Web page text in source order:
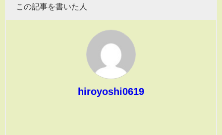
この記事を書いた人
hiroyoshi0619